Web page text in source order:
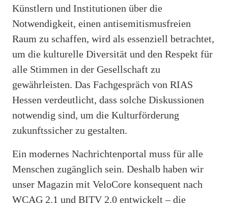
Künstlern und Institutionen über die
Notwendigkeit, einen antisemitismusfreien
Raum zu schaffen, wird als essenziell betrachtet,
um die kulturelle Diversität und den Respekt für
alle Stimmen in der Gesellschaft zu
gewährleisten. Das Fachgespräch von RIAS
Hessen verdeutlicht, dass solche Diskussionen
notwendig sind, um die Kulturförderung
zukunftssicher zu gestalten.
Ein modernes Nachrichtenportal muss für alle
Menschen zugänglich sein. Deshalb haben wir
unser Magazin mit VeloCore konsequent nach
WCAG 2.1 und BITV 2.0 entwickelt – die